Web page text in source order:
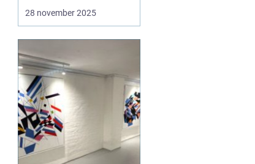
virksomheds visuelle
omdømme. I Aalborg er
der rig mulighed for at
finde dygtige fotografer,
der specialiserer sig i
netop dette omr...
28 november 2025